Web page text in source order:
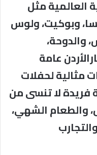
العالمية مثل
وبوكيت، ولوس
والدوحة،
عامة
لحفلات
فريدة لا تنسى من
والطعام الشهي،